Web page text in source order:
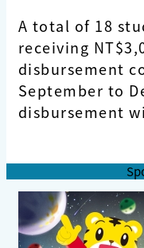
A total of 18
receiving
disbursement
September to
disbursement